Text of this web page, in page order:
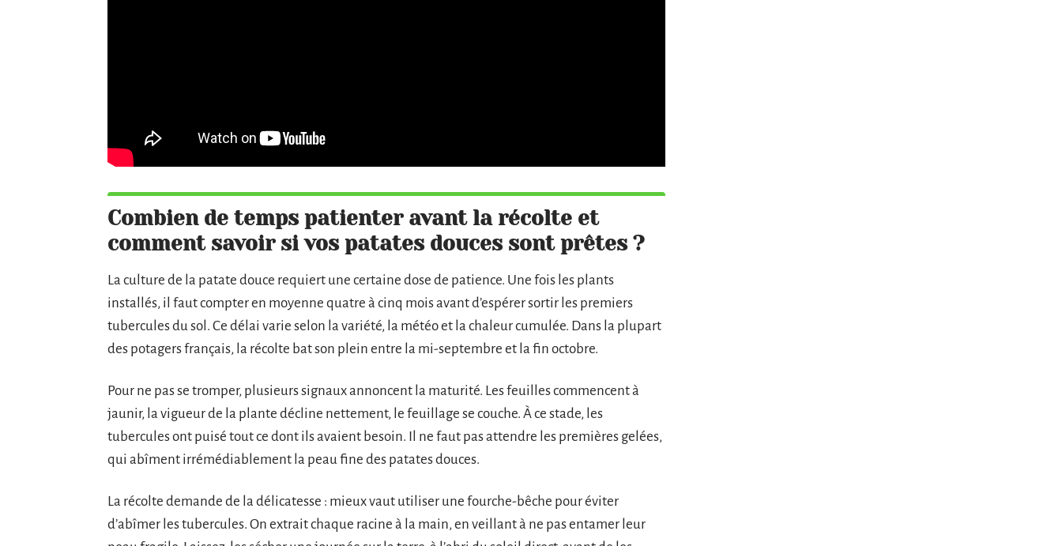
Combien de temps patienter avant la récolte et
comment savoir si vos patates douces sont prêtes ?
La culture de la patate douce requiert une certaine dose de patience. Une fois les plants
installés, il faut compter en moyenne quatre à cinq mois avant d’espérer sortir les premiers
tubercules du sol. Ce délai varie selon la variété, la météo et la chaleur cumulée. Dans la plupart
des potagers français, la récolte bat son plein entre la mi-septembre et la fin octobre.
Pour ne pas se tromper, plusieurs signaux annoncent la maturité. Les feuilles commencent à
jaunir, la vigueur de la plante décline nettement, le feuillage se couche. À ce stade, les
tubercules ont puisé tout ce dont ils avaient besoin. Il ne faut pas attendre les premières gelées,
qui abîment irrémédiablement la peau fine des patates douces.
La récolte demande de la délicatesse : mieux vaut utiliser une fourche-bêche pour éviter
d’abîmer les tubercules. On extrait chaque racine à la main, en veillant à ne pas entamer leur